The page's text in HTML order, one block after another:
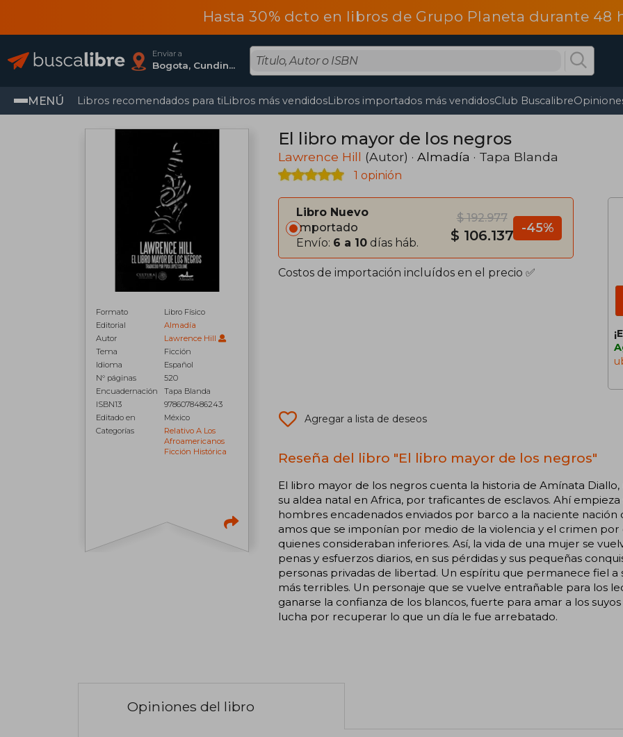
Hasta 30% dcto en libros de Grupo Planeta durante 48
Enviar a
Bogota, Cundinamarca
MENÚ Libros recomendados para tiLibros más vendidosLibros importados más vendidosClub Buscalibre
Formato
Libro Físico
Editorial
Almadía
Autor
Lawrence Hill
Tema
Ficción
Idioma
Español
N° páginas
520
Encuadernación
Tapa Blanda
ISBN13
9786078486243
Editado en
México
Categorías
Relativo A Los
Afroamericanos
Ficción Histórica
El libro mayor de los negros
Lawrence Hill (Autor) · Almadía · Tapa Blanda
1 opinión
Libro Nuevo
Importado
Envío: 6 a 10 días háb.
$ 192.977
$ 106.137 -45%
Costos de importación incluídos en el precio ✅
Agregar a lista de deseos
Reseña del libro "El libro mayor de los negros"
El libro mayor de los negros cuenta la historia de Amínata
su aldea natal en Africa, por traficantes de esclavos. Ahí
hombres encadenados enviados por barco a la naciente nación
amos que se imponían por medio de la violencia y el crimen
quienes consideraban inferiores. Así, la vida de una mujer se
penas y esfuerzos diarios, en sus pérdidas y sus pequeñas
personas privadas de libertad. Un espíritu que permanece fiel a
más terribles. Un personaje que se vuelve entrañable para los
ganarse la confianza de los blancos, fuerte para amar a los
lucha por recuperar lo que un día le fue arrebatado.
Opiniones del libro